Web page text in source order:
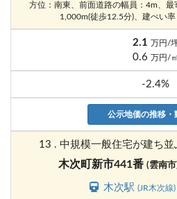
方位：南東、前面道路の幅員：4m、最
1,000m(徒歩12.5分)、建ぺい
2.1 万円/
0.6 万円/㎡
-2.4%
公示地価の推移・
13 . 中規模一般住宅が建ち
木次町新市441番 (雲南市
木次駅(JR木次線